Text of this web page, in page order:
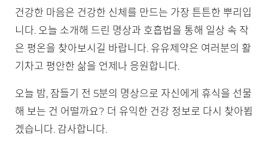
건강한 마음은 건강한 신체를 만드는 가장 튼튼한 뿌리입
니다. 오늘 소개해 드린 명상과 호흡법을 통해 일상 속 작
은 평온을 찾아보시길 바랍니다. 유유제약은 여러분의 활
기차고 평안한 삶을 언제나 응원합니다.
오늘 밤, 잠들기 전 5분의 명상으로 자신에게 휴식을 선물
해 보는 건 어떨까요? 더 유익한 건강 정보로 다시 찾아뵙
겠습니다. 감사합니다.